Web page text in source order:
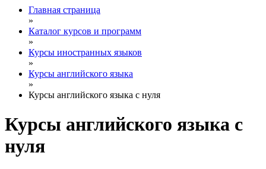
Главная страница
»
Каталог курсов и программ
»
Курсы иностранных языков
»
Курсы английского языка
»
Курсы английского языка с нуля
Курсы английского языка с
нуля